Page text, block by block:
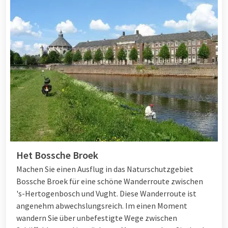
Het Bossche Broek
Machen Sie einen Ausflug in das Naturschutzgebiet
Bossche Broek für eine schöne Wanderroute zwischen
's-Hertogenbosch und Vught. Diese Wanderroute ist
angenehm abwechslungsreich. Im einen Moment
wandern Sie über unbefestigte Wege zwischen